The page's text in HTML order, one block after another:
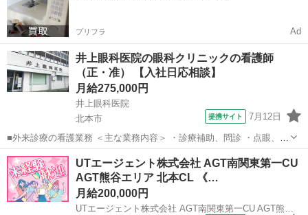
プリフラ Ad
井上眼科医院の眼科クリニックの看護師
（正・准） 【入社日応相談】
月給275,000円
井上眼科医院
北本市
提携サイト 7月12日
■外来診療の看護業務 ＜主な業務内容＞ ・診療補助、問診 ・点眼、点
滴、採血などの看護業務全般 ・医療器具の洗浄及び物品の管理 ・手術
準備及び直接介助・外回り及び片付け ■月給275,000円～ ■8:30～
12:30、1...
埼玉 北本市
UTエージェント株式会社 AGT南関東第一CU
AGT熊谷エリア 北本CL 《…
月給200,000円